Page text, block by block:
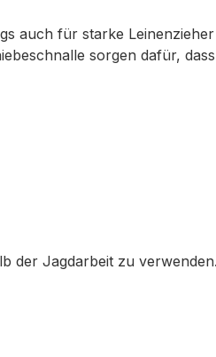
auch für starke
sorgen dafür,
der Jagdarbeit zu verwenden.